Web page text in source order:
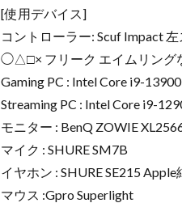
[使用デバイス]
コントローラー: Scuf Impact
◯△□× フリーク エイムリング
Gaming PC : Intel Core i9-
Streaming PC : Intel Core i9-
モニター : BenQ ZOWIE
マイク : SHURE SM7B
イヤホン : SHURE SE215
マウス :Gpro Superlight